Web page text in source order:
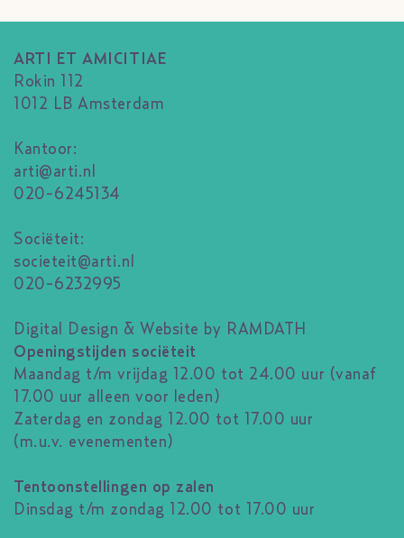
ARTI ET AMICITIAE
Rokin 112
1012 LB Amsterdam
Kantoor:
arti@arti.nl
020-6245134
Sociëteit:
societeit@arti.nl
020-6232995
Digital Design & Website by RAMDATH
Openingstijden sociëteit
Maandag t/m vrijdag 12.00 tot 24.00 uur (vanaf
17.00 uur alleen voor leden)
Zaterdag en zondag 12.00 tot 17.00 uur
(m.u.v. evenementen)
Tentoonstellingen op zalen
Dinsdag t/m zondag 12.00 tot 17.00 uur